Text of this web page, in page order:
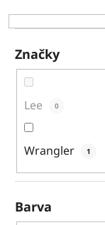
k
t
ůZnačky
Lee 0
Wrangler 1
Barva